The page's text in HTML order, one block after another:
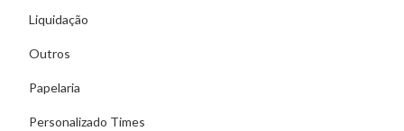
Liquidação
Outros
Papelaria
Personalizado Times